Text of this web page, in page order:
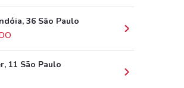
36 São Paulo
11 São Paulo